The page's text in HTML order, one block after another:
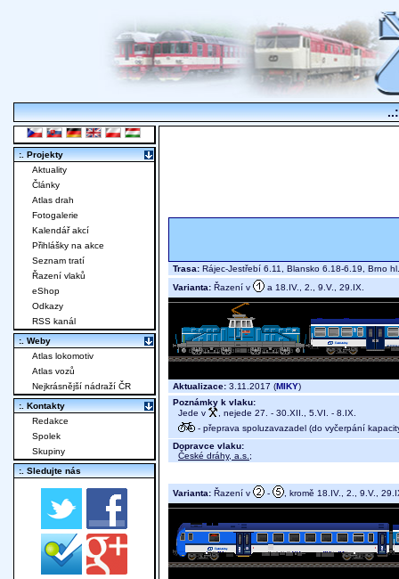
Trasa: Rájec-Jestřebí 6.11, Blansko 6.18-6.19, Brno
Varianta: Řazení v a 18.IV., 2., 9.V., 29.IX.
Aktualizace: 3.11.2017 (MIKY)
Poznámky k vlaku:
Jede v
, nejede 27. - 30.XII., 5.VI. - 8.IX.
- přeprava spoluzavazadel (do vyčerpání
Dopravce vlaku:
České dráhy, a.s. ;
Varianta: Řazení v - , kromě 18.IV., 2., 9.V.,
:. Projekty
Aktuality
Články
Atlas drah
Fotogalerie
Kalendář akcí
Přihlášky na akce
Seznam tratí
Řazení vlaků
eShop
Odkazy
RSS kanál
:. Weby
Atlas lokomotiv
Atlas vozů
Nejkrásnější nádraží ČR
:. Kontakty
Redakce
Spolek
Skupiny
:. Sledujte nás